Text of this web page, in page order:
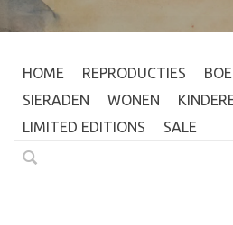
HOME REPRODUCTIES
SIERADEN
WONEN
LIMITED EDITIONS
SALE